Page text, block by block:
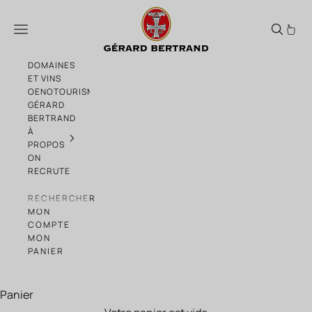
French Cancan Brut Orange Bio 2023
Menu
DOMAINES
ET VINS
OENOTOURISME
GÉRARD
BERTRAND
À
PROPOS
ON
RECRUTE
RECHERCHER
MON
COMPTE
MON
PANIER
Panier